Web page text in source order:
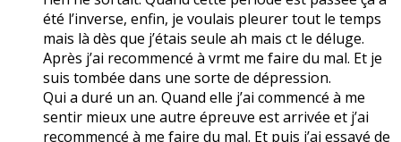
été l’inverse, enfin, je voulais pleurer tout le temps
mais là dès que j’étais seule ah mais ct le déluge.
Après j’ai recommencé à vrmt me faire du mal. Et je
suis tombée dans une sorte de dépression.
Qui a duré un an. Quand elle j’ai commencé à me
sentir mieux une autre épreuve est arrivée et j’ai
recommencé à me faire du mal. Et puis j’ai essayé de